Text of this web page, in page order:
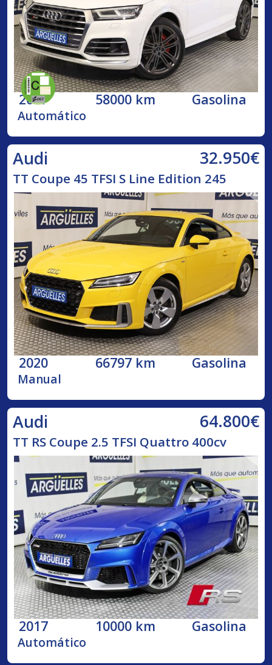
2017 58000 km Gasolina
Automático
Audi 32.950€
TT Coupe 45 TFSI S Line Edition 245
2020 66797 km Gasolina
Manual
Audi 64.800€
TT RS Coupe 2.5 TFSI Quattro 400cv
2017 10000 km Gasolina
Automático